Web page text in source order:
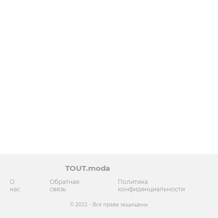
TOUT.moda
О
нас
Обратная
связь
Политика
конфиденциальности
© 2022 - Все права защищены